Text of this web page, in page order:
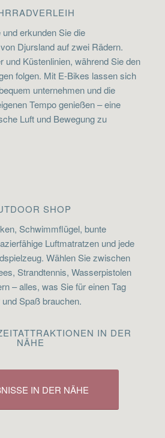
erkunden Sie die
Djursland auf zwei Rädern.
und Küstenlinien, während Sie den
folgen. Mit E-Bikes lassen sich
unternehmen und die
Tempo genießen – eine
Luft und Bewegung zu
SHOP
Schwimmflügel, bunte
Luftmatratzen und jede
Wählen Sie zwischen
Strandtennis, Wasserpistolen
– alles, was Sie für einen Tag
Spaß brauchen.
IN DER
NÄHE
IN DER NÄHE